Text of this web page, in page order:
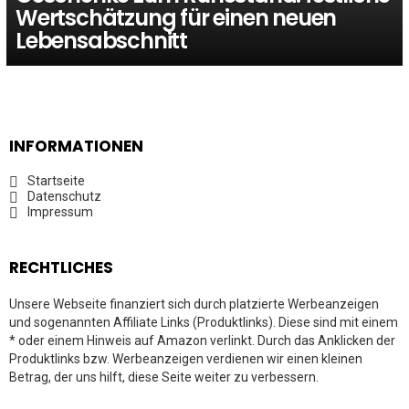
Wertschätzung für einen neuen
Lebensabschnitt
INFORMATIONEN
Startseite
Datenschutz
Impressum
RECHTLICHES
Unsere Webseite finanziert sich durch platzierte Werbeanzeigen
und sogenannten Affiliate Links (Produktlinks). Diese sind mit einem
* oder einem Hinweis auf Amazon verlinkt. Durch das Anklicken der
Produktlinks bzw. Werbeanzeigen verdienen wir einen kleinen
Betrag, der uns hilft, diese Seite weiter zu verbessern.